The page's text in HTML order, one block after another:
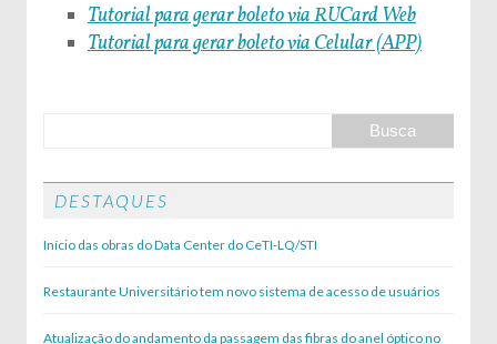
Tutorial para gerar boleto via RUCard Web
Tutorial para gerar boleto via Celular (APP)
DESTAQUES
Início das obras do Data Center do CeTI-LQ/STI
Restaurante Universitário tem novo sistema de acesso de usuários
Atualização do andamento da passagem das fibras do anel óptico no